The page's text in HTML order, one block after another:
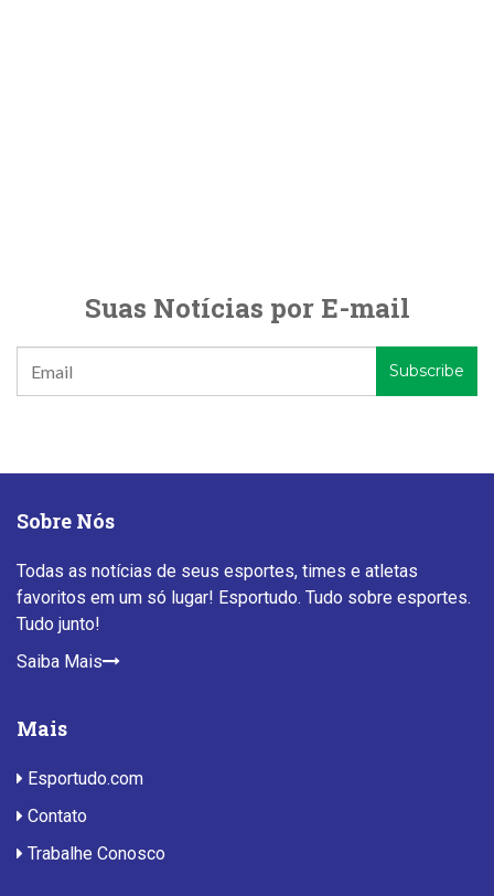
Suas Notícias por E-mail
Sobre Nós
Todas as notícias de seus esportes, times e atletas
favoritos em um só lugar! Esportudo. Tudo sobre esportes.
Tudo junto!
Saiba Mais
Mais
Esportudo.com
Contato
Trabalhe Conosco